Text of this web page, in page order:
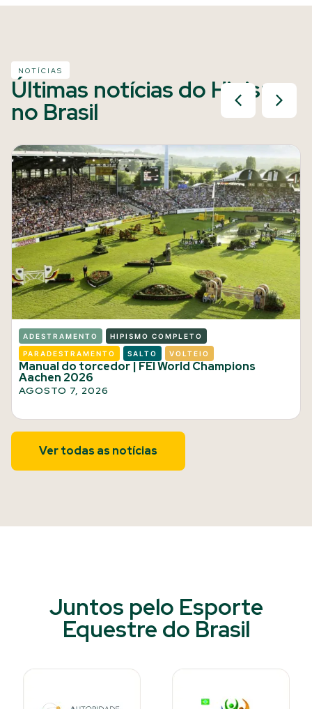
NOTÍCIAS
Últimas notícias do Hipismo
no Brasil
ADESTRAMENTO HIPISMO COMPLETO
PARADESTRAMENTO SALTO VOLTEIO
Manual do torcedor | FEI World Champions
Aachen 2026
AGOSTO 7, 2026
Ver todas as notícias
Juntos pelo Esporte
Equestre do Brasil​